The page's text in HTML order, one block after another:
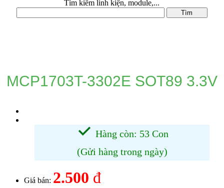
Tìm kiếm linh kiện, module,...
MCP1703T-3302E SOT89 3.3V
Hàng còn: 53 Con
(Gửi hàng trong ngày)
Giá bán: 2.500 đ